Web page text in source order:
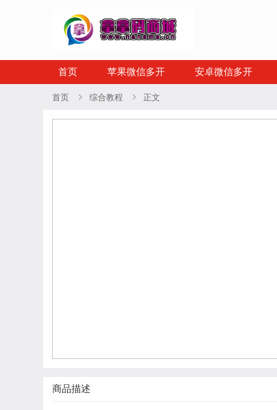
首页 苹果微信多开 安卓微信多开
首页  综合教程  正文
商品描述